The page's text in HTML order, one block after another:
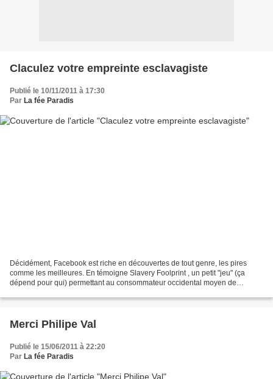
Claculez votre empreinte esclavagiste
Publié le 10/11/2011 à 17:30
Par La fée Paradis
Décidément, Facebook est riche en découvertes de tout genre, les pires
comme les meilleures. En témoigne Slavery Foolprint , un petit "jeu" (ça
dépend pour qui) permettant au consommateur occidental moyen de
Merci Philipe Val
Publié le 15/06/2011 à 22:20
Par La fée Paradis